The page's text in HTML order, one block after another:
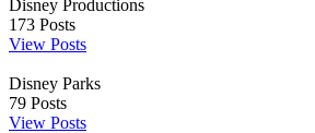
Disney Productions
173 Posts
View Posts
Disney Parks
79 Posts
View Posts